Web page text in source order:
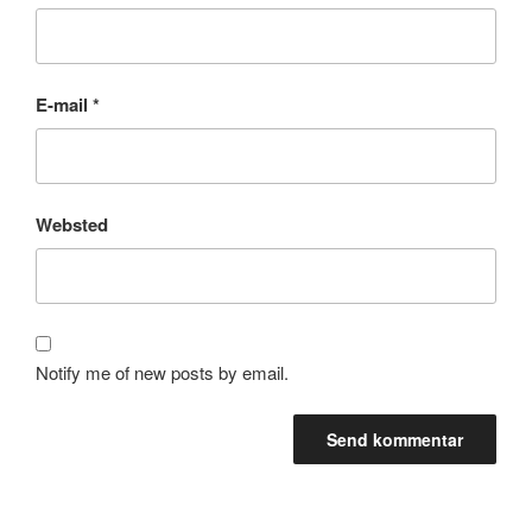
E-mail *
Websted
Notify me of new posts by email.